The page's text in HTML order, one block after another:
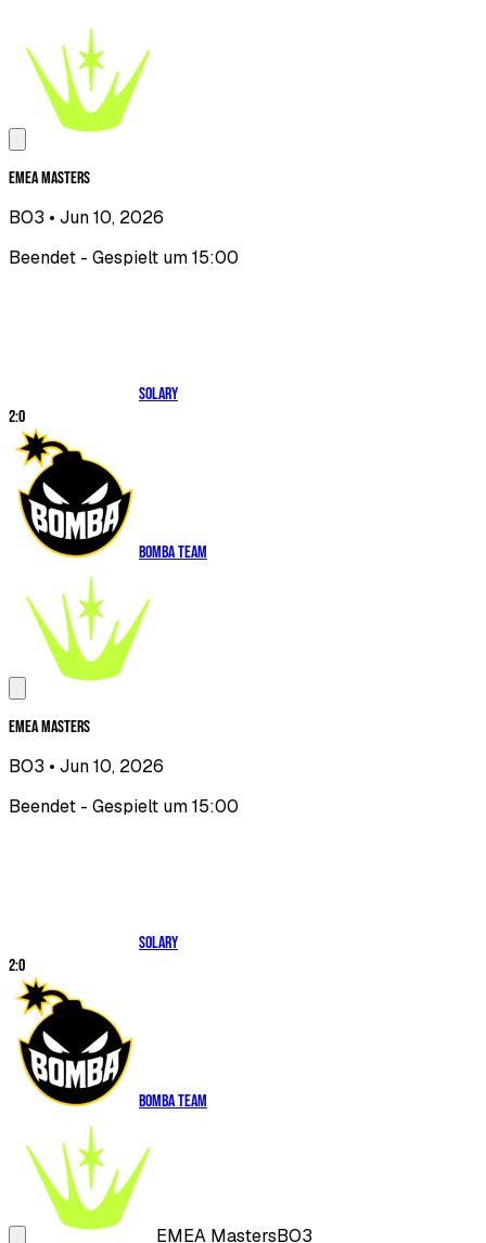
EMEA Masters
BO3 • Jun 10, 2026
Beendet - Gespielt um 15:00
Solary
2:0
Bomba Team
EMEA Masters
BO3 • Jun 10, 2026
Beendet - Gespielt um 15:00
Solary
2:0
Bomba Team
EMEA MastersBO3